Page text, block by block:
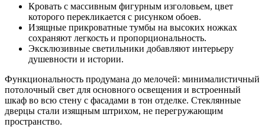
Кровать с массивным фигурным изголовьем, цвет
которого перекликается с рисунком обоев.
Изящные прикроватные тумбы на высоких ножках
сохраняют легкость и пропорциональность.
Эксклюзивные светильники добавляют интерьеру
душевности и истории.
Функциональность продумана до мелочей: минималистичный
потолочный свет для основного освещения и встроенный
шкаф во всю стену с фасадами в тон отделке. Стеклянные
дверцы стали изящным штрихом, не перегружающим
пространство.